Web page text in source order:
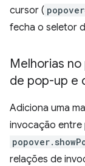
cursor (
fecha o seletor
Melhorias
de pop-up e
Adiciona uma
invocação
relações de